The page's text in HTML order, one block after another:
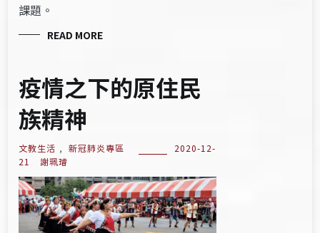
課題。
READ MORE
疫情之下的原住民
族精神
文教生活 , 新冠肺炎專區
2020-12-
21
謝珮璿